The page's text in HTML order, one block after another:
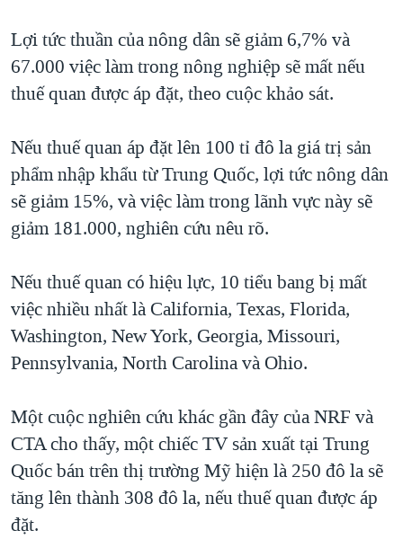
Lợi tức thuần của nông dân sẽ giảm 6,7% và
67.000 việc làm trong nông nghiệp sẽ mất nếu
thuế quan được áp đặt, theo cuộc khảo sát.
Nếu thuế quan áp đặt lên 100 tỉ đô la giá trị sản
phẩm nhập khẩu từ Trung Quốc, lợi tức nông dân
sẽ giảm 15%, và việc làm trong lãnh vực này sẽ
giảm 181.000, nghiên cứu nêu rõ.
Nếu thuế quan có hiệu lực, 10 tiểu bang bị mất
việc nhiều nhất là California, Texas, Florida,
Washington, New York, Georgia, Missouri,
Pennsylvania, North Carolina và Ohio.
Một cuộc nghiên cứu khác gần đây của NRF và
CTA cho thấy, một chiếc TV sản xuất tại Trung
Quốc bán trên thị trường Mỹ hiện là 250 đô la sẽ
tăng lên thành 308 đô la, nếu thuế quan được áp
đặt.